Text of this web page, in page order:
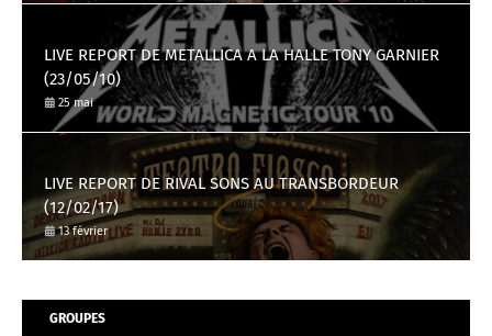
LIVE REPORT DE METALLICA A LA HALLE TONY GARNIER
(23/05/10)
25 mai
LIVE REPORT DE RIVAL SONS AU TRANSBORDEUR
(12/02/17)
13 février
GROUPES